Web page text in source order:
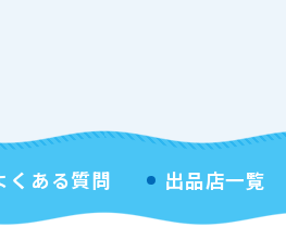
くある質問 出品店一覧